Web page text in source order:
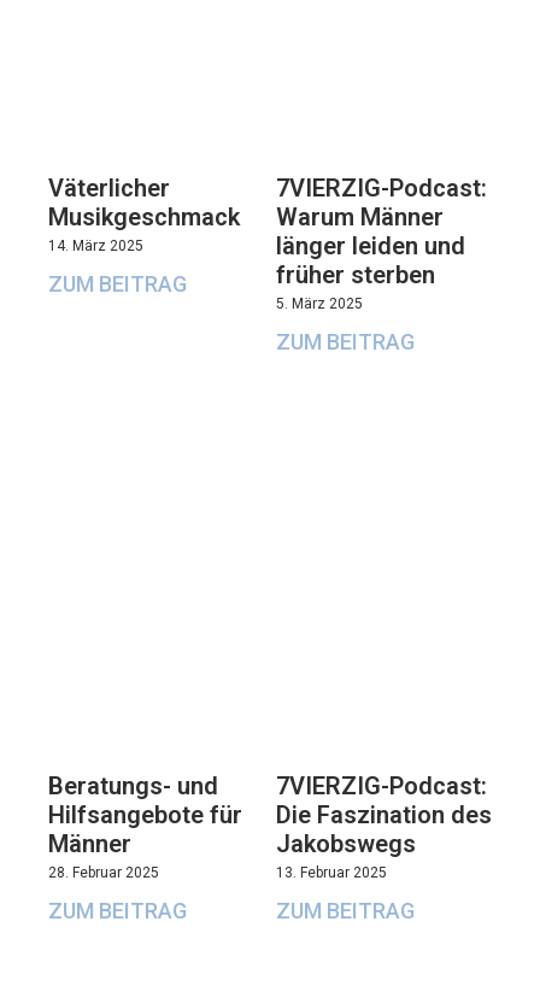
Väterlicher
Musikgeschmack
14. März 2025
ZUM BEITRAG
7VIERZIG-Podcast:
Warum Männer
länger leiden und
früher sterben
5. März 2025
ZUM BEITRAG
Beratungs- und
Hilfsangebote für
Männer
28. Februar 2025
ZUM BEITRAG
7VIERZIG-Podcast:
Die Faszination des
Jakobswegs
13. Februar 2025
ZUM BEITRAG